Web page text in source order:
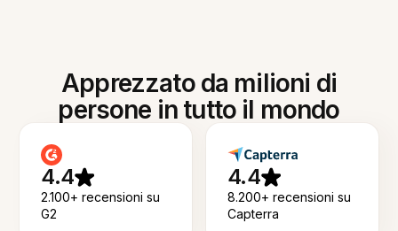
Apprezzato da milioni di
persone in tutto il mondo
4.4
2.100+ recensioni su
G2
4.4
8.200+ recensioni su
Capterra